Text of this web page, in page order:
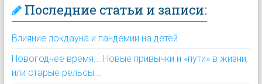
Последние статьи и записи:
Влияние локдауна и пандемии на детей
Новогоднее время... Новые привычки и «пути» в жизни,
или старые рельсы...